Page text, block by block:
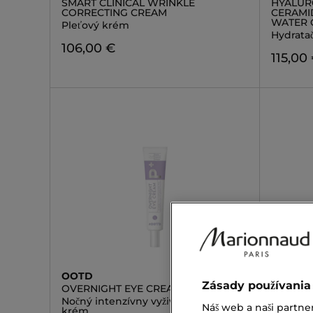
SMART CLINICAL WRINKLE
CORRECTING CREAM
Pleťový krém
106,00 €
WATER
115,00
OOTD
OVERNIGHT EYE CREAM PM
Nočný intenzívny vyživujúci očný
Očný
Zásady
Náš web a naši